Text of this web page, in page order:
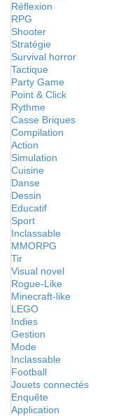
Réflexion
RPG
Shooter
Stratégie
Survival horror
Tactique
Party Game
Point & Click
Rythme
Casse Briques
Compilation
Action
Simulation
Cuisine
Danse
Dessin
Educatif
Sport
Inclassable
MMORPG
Tir
Visual novel
Rogue-Like
Minecraft-like
LEGO
Indies
Gestion
Mode
Inclassable
Football
Jouets connectés
Enquête
Application